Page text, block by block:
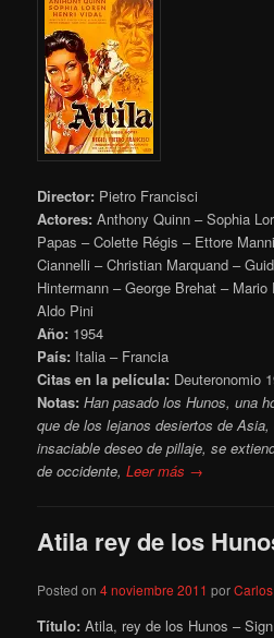
Director: Pietro Francisci
Actores: Anthony Quinn – Sophia
Papas – Colette Régis – Ettore
Ciannelli – Christian Marquand –
Hintermann – George Brehat –
Aldo Pini
Año: 1954
País: Italia – Francia
Citas en la película: Deuteronomio
Notas:Han pasado los Hunos, una
que de los lejanos desiertos de
insaciable deseo de pillaje, se
de occidente,Leer más →
Atila rey de los
Posted on4 noviembre 2011 porCarlos
Título: Atila, rey de los Hunos –